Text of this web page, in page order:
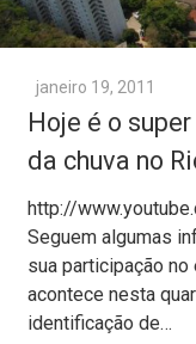
janeiro 19, 2011
Hoje é o
da chuva no
http://
Seguem algumas
sua participação
acontece nesta
identificação de…